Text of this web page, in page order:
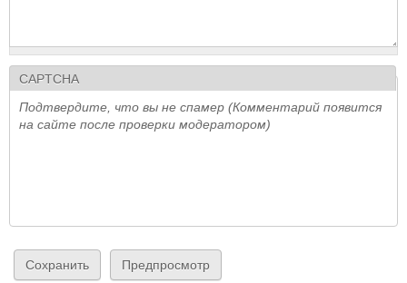
CAPTCHA
Подтвердите, что вы не спамер (Комментарий появится
на сайте после проверки модератором)